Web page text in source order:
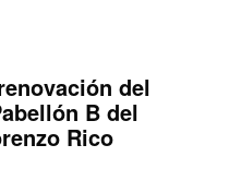
del
B del
Rico